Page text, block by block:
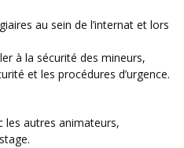
au sein de l’internat et lors
à la sécurité des mineurs,
et les procédures d’urgence.
les autres animateurs,